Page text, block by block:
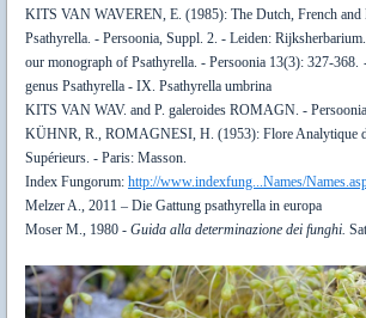
KITS VAN WAVEREN, E. (1985): The Dutch, French and
Psathyrella. - Persoonia, Suppl. 2. - Leiden: Rijksherbarium.
our monograph of Psathyrella. - Persoonia 13(3): 327-368.
genus Psathyrella - IX. Psathyrella umbrina
KITS VAN WAV. and P. galeroides ROMAGN. -
KÜHNR, R., ROMAGNESI, H. (1953): Flore Analytique
Supérieurs. - Paris: Masson.
Index Fungorum: http://www.indexfung...Names/
Melzer A., 2011 – Die Gattung psathyrella in europa
Moser M., 1980 - Guida alla determinazione dei funghi.